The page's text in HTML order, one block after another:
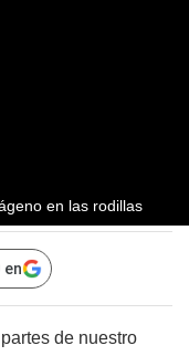
en las rodillas
en
de nuestro